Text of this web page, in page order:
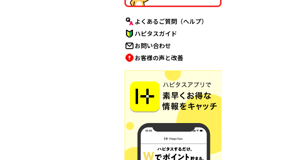
よくあるご質問（ヘルプ）
ハピタスガイド
お問い合わせ
お客様の声と改善